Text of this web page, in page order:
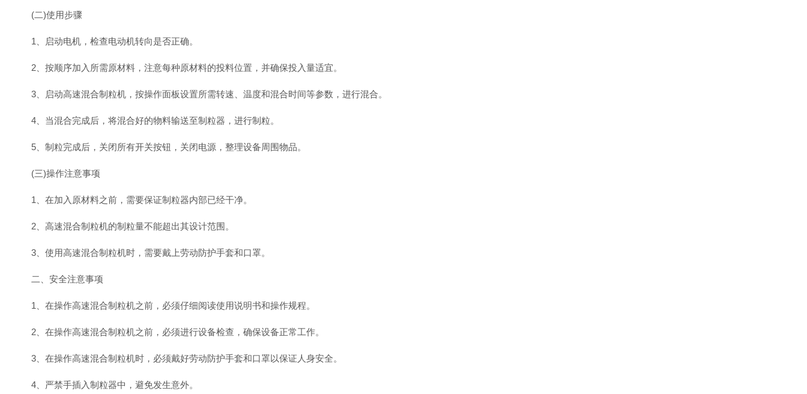
(二)使用步骤
1、启动电机，检查电动机转向是否正确。
2、按顺序加入所需原材料，注意每种原材料的投料位置，并确保投入量适宜。
3、启动高速混合制粒机，按操作面板设置所需转速、温度和混合时间等参数，进行混合。
4、当混合完成后，将混合好的物料输送至制粒器，进行制粒。
5、制粒完成后，关闭所有开关按钮，关闭电源，整理设备周围物品。
(三)操作注意事项
1、在加入原材料之前，需要保证制粒器内部已经干净。
2、高速混合制粒机的制粒量不能超出其设计范围。
3、使用高速混合制粒机时，需要戴上劳动防护手套和口罩。
二、安全注意事项
1、在操作高速混合制粒机之前，必须仔细阅读使用说明书和操作规程。
2、在操作高速混合制粒机之前，必须进行设备检查，确保设备正常工作。
3、在操作高速混合制粒机时，必须戴好劳动防护手套和口罩以保证人身安全。
4、严禁手插入制粒器中，避免发生意外。